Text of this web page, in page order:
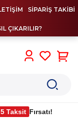
SİPARİŞ TAKİBİ
ÇIKARILIR?
5 Taksit Fırsatı!